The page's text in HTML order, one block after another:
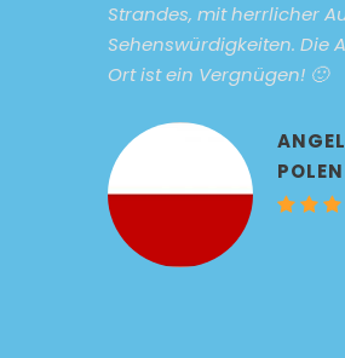
Strandes, mit herrlicher
Sehenswürdigkeiten. Die
Ort ist ein Vergnügen! 🙂
POLEN